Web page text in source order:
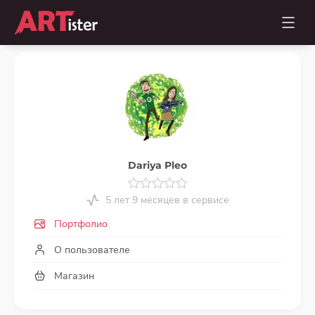
Dariya Pleo
5 лет 9 месяцев в сервисе
Портфолио
О пользователе
Магазин